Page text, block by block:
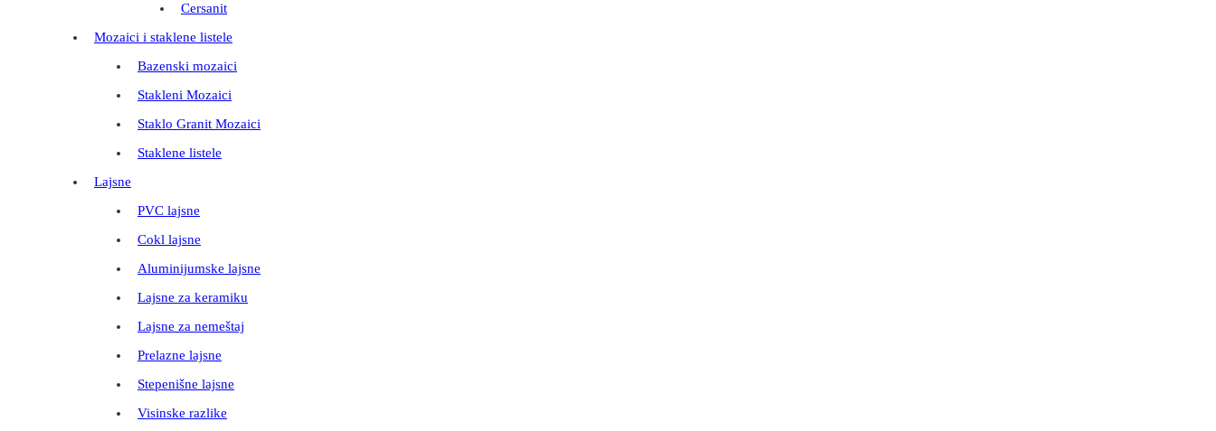
Cersanit
Mozaici i staklene listele
Bazenski mozaici
Stakleni Mozaici
Staklo Granit Mozaici
Staklene listele
Lajsne
PVC lajsne
Cokl lajsne
Aluminijumske lajsne
Lajsne za keramiku
Lajsne za nemeštaj
Prelazne lajsne
Stepenišne lajsne
Visinske razlike